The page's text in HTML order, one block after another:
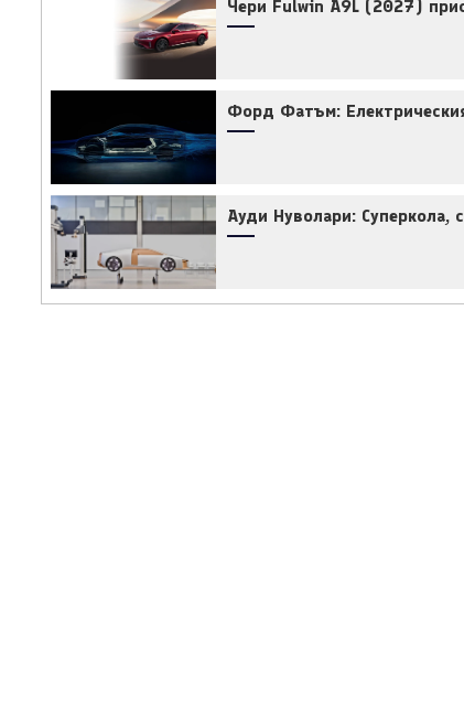
Чери Fulwin A9L (2027)
Форд Фатъм:
Ауди Нуволари: Суперкола,